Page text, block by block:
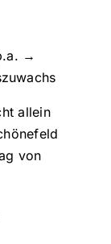
→
allein
von